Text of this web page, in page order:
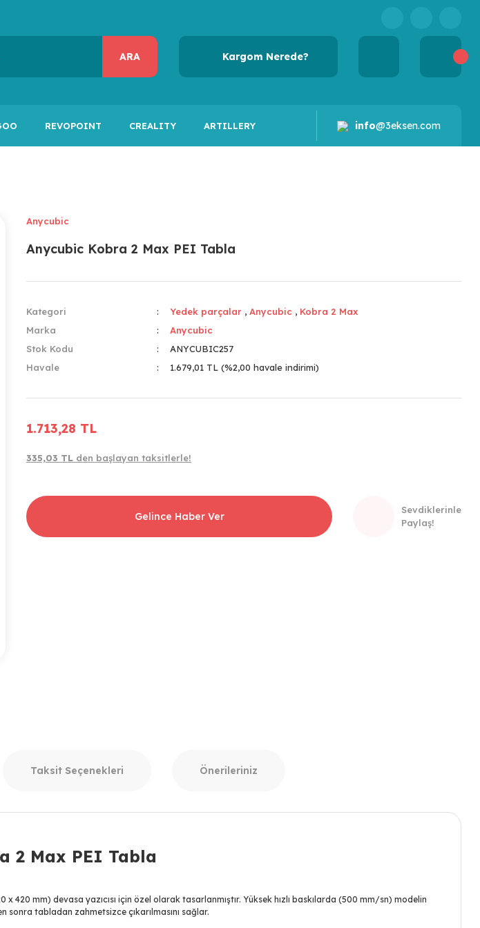
ARA Kargom Nerede?
REVOPOINT CREALITY ARTILLERY info@3eksen.com
Anycubic
Anycubic Kobra 2 Max PEI Tabla
Kategori Yedek parçalar , Anycubic , Kobra 2 Max
Marka
Anycubic
Stok Kodu
ANYCUBIC257
Havale
1.679,01 TL (%2,00 havale indirimi)
1.713,28 TL
335,03 TL den başlayan taksitlerle!
Gelince Haber Ver
Sevdiklerinle
Paylaş!
Taksit Seçenekleri Önerileriniz
2 Max PEI Tabla
mm) devasa yazıcısı için özel olarak tasarlanmıştır. Yüksek hızlı baskılarda (500 mm/sn) modelin
sonra tabladan zahmetsizce çıkarılmasını sağlar.